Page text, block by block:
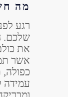
מה
רגע
שלכם.
את
אשר
עמידה